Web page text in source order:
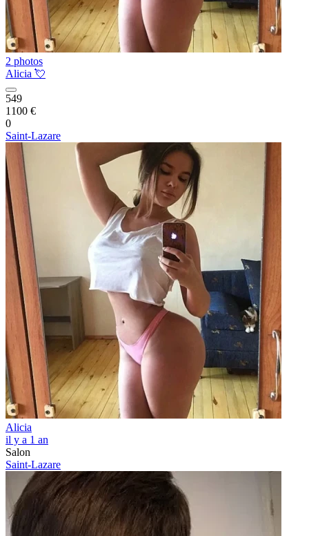
2 photos
Alicia 💘
549
1100 €
0
Saint-Lazare
Alicia
il y a 1 an
Salon
Saint-Lazare